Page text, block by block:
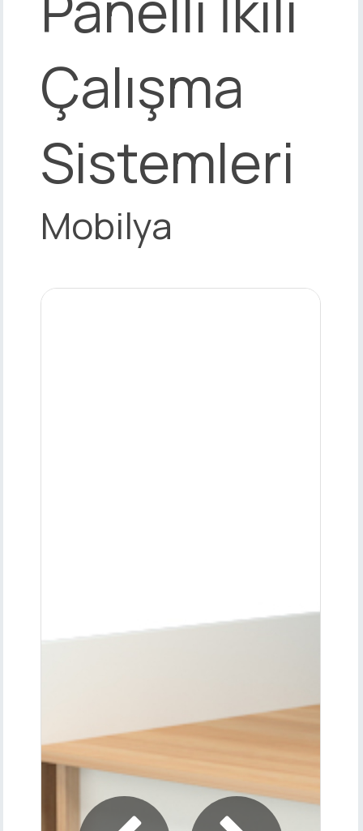
Çalışma
Sistemleri
Mobilya